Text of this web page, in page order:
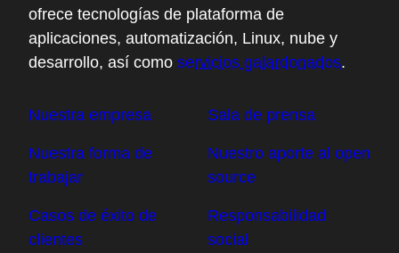
ofrece tecnologías de plataforma de
aplicaciones, automatización, Linux, nube y
desarrollo, así como servicios galardonados.
Nuestra empresa
Nuestra forma de
trabajar
Casos de éxito de
clientes
Sala de prensa
Nuestro aporte al open
source
Responsabilidad
social